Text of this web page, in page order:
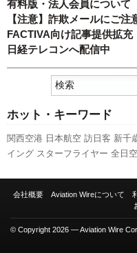
有料版・法人会員について
【注意】詐欺メールにご注
FACTIVA向け記事提供拡充
日経テレコンへ配信中
ホット・キーワード
関西空港 日本航空 訪日客 新千
イング スターフライヤー 全日空
ルス 737NG 国交省 旅客数 利
会社概要 Aviation Wireについて
© Copyright 2026 — Aviation Wire